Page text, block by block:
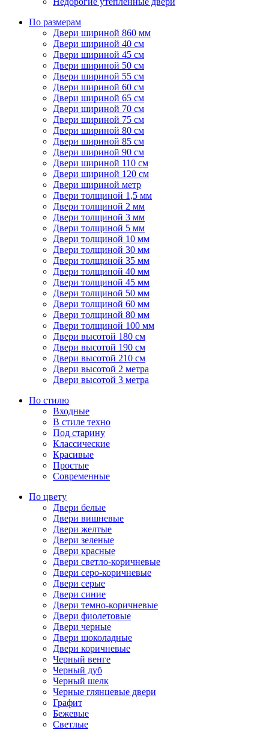
По размерам
Двери шириной 860 мм
Двери шириной 40 см
Двери шириной 45 см
Двери шириной 50 см
Двери шириной 55 см
Двери шириной 60 см
Двери шириной 65 см
Двери шириной 70 см
Двери шириной 75 см
Двери шириной 80 см
Двери шириной 85 см
Двери шириной 90 см
Двери шириной 110 см
Двери шириной 120 см
Двери шириной метр
Двери толщиной 1,5 мм
Двери толщиной 2 мм
Двери толщиной 3 мм
Двери толщиной 5 мм
Двери толщиной 10 мм
Двери толщиной 30 мм
Двери толщиной 35 мм
Двери толщиной 40 мм
Двери толщиной 45 мм
Двери толщиной 50 мм
Двери толщиной 60 мм
Двери толщиной 80 мм
Двери толщиной 100 мм
Двери высотой 180 см
Двери высотой 190 см
Двери высотой 210 см
Двери высотой 2 метра
Двери высотой 3 метра
По стилю
Входные
В стиле техно
Под старину
Классические
Красивые
Простые
Современные
По цвету
Двери белые
Двери вишневые
Двери желтые
Двери зеленые
Двери красные
Двери светло-коричневые
Двери серо-коричневые
Двери серые
Двери синие
Двери темно-коричневые
Двери фиолетовые
Двери черные
Двери шоколадные
Двери коричневые
Черный венге
Черный дуб
Черный шелк
Черные глянцевые двери
Графит
Бежевые
Светлые